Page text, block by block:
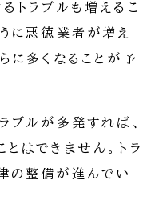
トラブルも増えるこ
に悪徳業者が増え
に多くなることが予
ブルが多発すれば、
はできません。トラ
の整備が進んでい